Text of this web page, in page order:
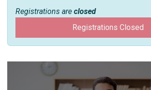
Registrations are closed
Registrations Closed